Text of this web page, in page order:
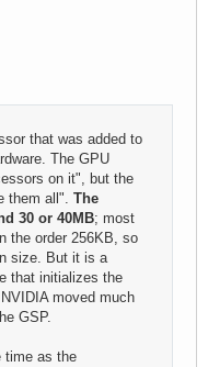
that was added to
The GPU
on it", but the
them all". The
30 or 40MB; most
the order 256KB, so
size. But it is a
that initializes the
moved much
GSP.
time as the